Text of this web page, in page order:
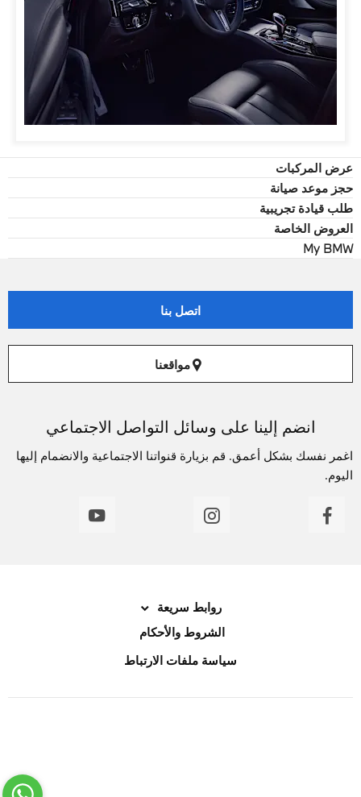
عرض المركبات
حجز موعد صيانة
طلب قيادة تجريبية
العروض الخاصة
My BMW
اتصل بنا
مواقعنا
انضم إلينا على وسائل التواصل الاجتماعي
اغمر نفسك بشكل أعمق. قم بزيارة قنواتنا الاجتماعية والانضمام إليها
اليوم.
روابط سريعة
الشروط والأحكام
سياسة ملفات الارتباط